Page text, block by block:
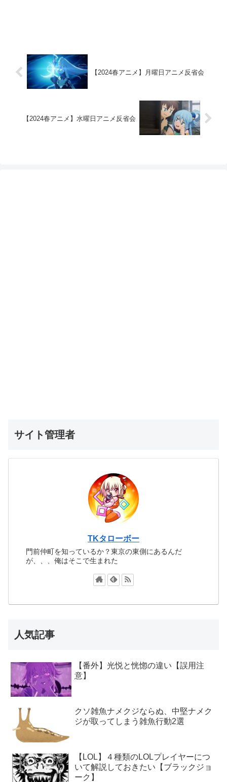
【2024春アニメ】月曜日アニメ反省会
【2024春アニメ】水曜日アニメ反省会
サイト管理者
TKタローボー
門前仲町を知っているか？東京の東側にあるんだ
が、、、俺はそこで生まれた
人気記事
【番外】光悦と恍惚の違い【誤用注
意】
クソ雑魚ナメクジならぬ、中堅ナメク
ジが取ってしまう雑魚行動2選
【LOL】４種類のLOLプレイヤーにつ
いて解説しておきたい【ブラックジョ
ーク】